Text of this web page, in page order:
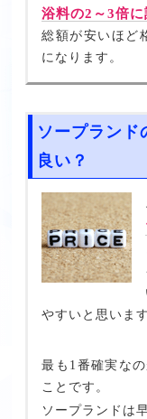
浴料の2～3倍に
総額が安いほど
になります。
ソープランド
良い？
やすいと思います
最も1番確実な
ことです。
ソープランドは